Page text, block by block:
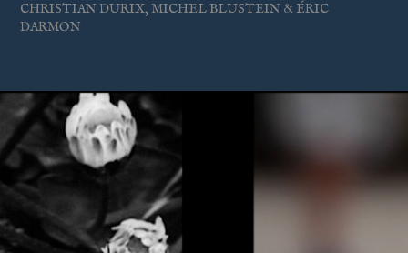
CHRISTIAN DURIX, MICHEL BLUSTEIN & ÉRIC
DARMON
ISOLA (3)